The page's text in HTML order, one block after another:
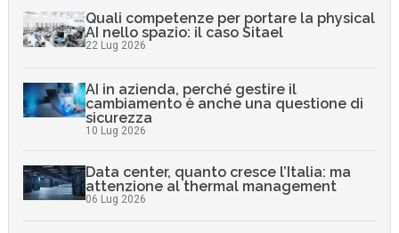
Quali competenze per portare la physical
AI nello spazio: il caso Sitael
22 Lug 2026
AI in azienda, perché gestire il
cambiamento è anche una questione di
sicurezza
10 Lug 2026
Data center, quanto cresce l’Italia: ma
attenzione al thermal management
06 Lug 2026